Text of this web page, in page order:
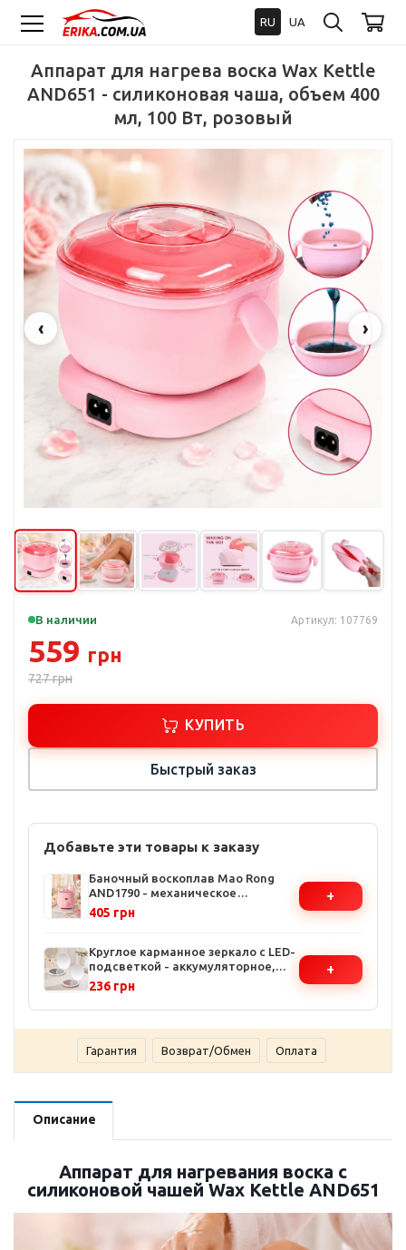
RU UA
Аппарат для нагрева воска Wax Kettle
AND651 - силиконовая чаша, объем 400
мл, 100 Вт, розовый
‹ ›
В наличии Артикул: 107769
559 грн
727грн
КУПИТЬ
Быстрый заказ
Добавьте эти товары к заказу
Баночный воскоплав Mao Rong
AND1790 - механическое
управление, регулятор
температуры, индикатор нагрева
405 грн
+
Круглое карманное зеркало с LED-
подсветкой - аккумуляторное,
зарядка через USB, компактный
размер 9.1 см
236 грн
+
Гарантия Возврат/Обмен Оплата
Описание
Аппарат для нагревания воска с
силиконовой чашей Wax Kettle AND651